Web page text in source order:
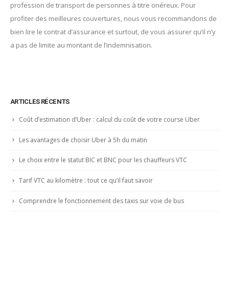
profession de transport de personnes à titre onéreux. Pour
profiter des meilleures couvertures, nous vous recommandons de
bien lire le contrat d’assurance et surtout, de vous assurer qu’il n’y
a pas de limite au montant de l’indemnisation.
ARTICLES RÉCENTS
Coût d’estimation d’Uber : calcul du coût de votre course Uber
Les avantages de choisir Uber à 5h du matin
Le choix entre le statut BIC et BNC pour les chauffeurs VTC
Tarif VTC au kilomètre : tout ce qu’il faut savoir
Comprendre le fonctionnement des taxis sur voie de bus